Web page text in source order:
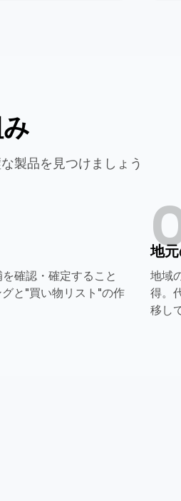
製品を見つけましょう
確認・確定すること
と"買い物リスト"の作
地
地域
得。
移し